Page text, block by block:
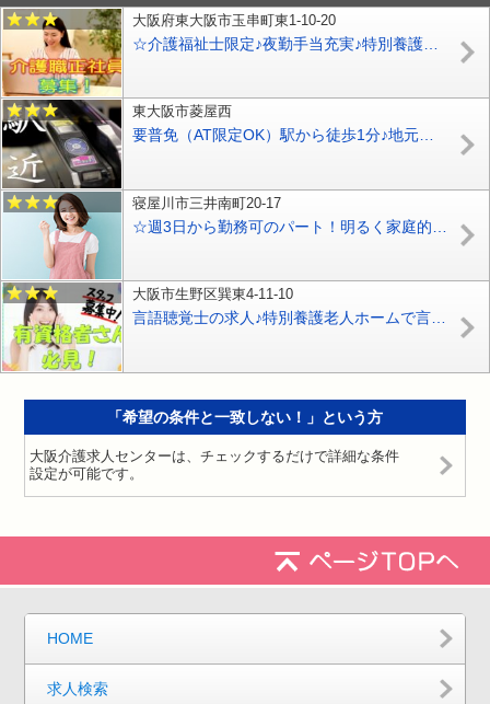
大阪府東大阪市玉串町東1-10-20
東大阪市菱屋西
要普免（AT限定OK）駅から徒歩1分♪地元密着型デイサービス☆無資格＆未経験OK♪【東大阪市】【正社員】【ID：1210-ho-n0-s-s】
寝屋川市三井南町20-17
大阪市生野区巽東4-11-10
言語聴覚士の求人♪特別養護老人ホームで言語聴覚士の正社員を募集♪ブランクある方歓迎☆駅近！徒歩7分♪【生野区】【正社員】【ID：1029-oi-st-s-s】
「希望の条件と一致しない！」という方
大阪介護求人センターは、チェックするだけで詳細な条件
設定が可能です。
HOME
求人検索